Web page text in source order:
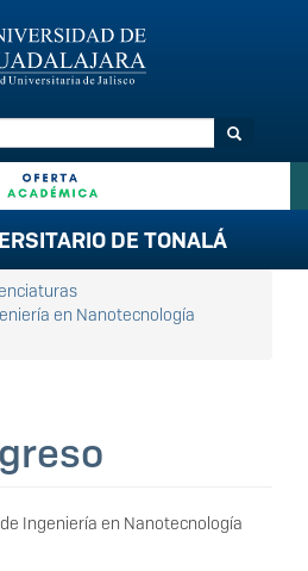
Buscar
DE TONALÁ
en Nanotecnología
Ingeniería en Nanotecnología